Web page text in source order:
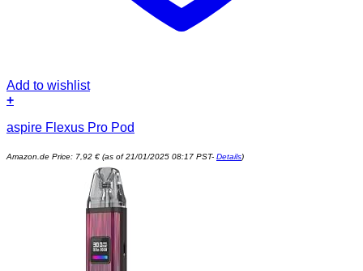
Add to wishlist
+
aspire Flexus Pro Pod
Amazon.de Price: 7,92 € (as of 21/01/2025 08:17 PST- Details)